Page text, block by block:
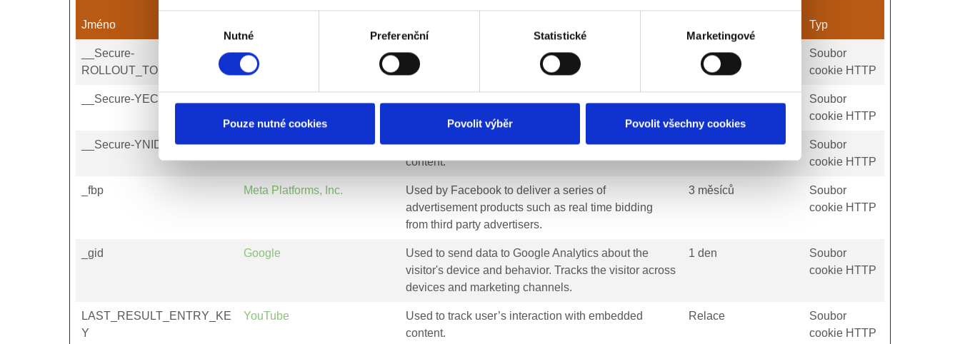
Nutné Preferenční Statistické Marketingové
Pouze nutné cookies Povolit výběr Povolit všechny cookies
Jméno
Maximální doba
Typ
__Secure-
ROLLOUT_TOKEN
YouTube
Used to track user’s interaction with embedded
content.
180 dní
Soubor
cookie HTTP
__Secure-YEC
embedded YouTube video
Soubor
cookie HTTP
__Secure-YNID YouTube
Used to track user’s interaction with embedded
content.
180 dní
Soubor
cookie HTTP
_fbp Meta Platforms, Inc.
Used by Facebook to deliver a series of
advertisement products such as real time bidding
from third party advertisers.
3 měsíců
Soubor
cookie HTTP
_gid Google
Used to send data to Google Analytics about the
visitor's device and behavior. Tracks the visitor across
devices and marketing channels.
1 den
Soubor
cookie HTTP
LAST_RESULT_ENTRY_KE
Y
YouTube
Used to track user’s interaction with embedded
content.
Relace
Soubor
cookie HTTP